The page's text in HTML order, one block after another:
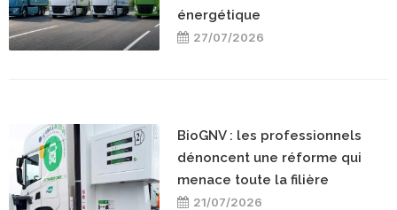
énergétique
27/07/2026
BioGNV : les professionnels
dénoncent une réforme qui
menace toute la filière
21/07/2026